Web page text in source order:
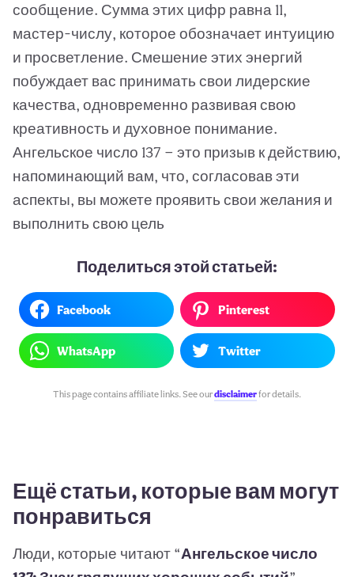
сообщение. Сумма этих цифр равна 11,
мастер-числу, которое обозначает интуицию
и просветление. Смешение этих энергий
побуждает вас принимать свои лидерские
качества, одновременно развивая свою
креативность и духовное понимание.
Ангельское число 137 — это призыв к действию,
напоминающий вам, что, согласовав эти
аспекты, вы можете проявить свои желания и
выполнить свою цель
Поделиться этой статьей:
Facebook Pinterest
WhatsApp Twitter
This page contains affiliate links. See ourdisclaimerfor details.
Ещё статьи, которые вам могут
понравиться
Люди, которые читают “Ангельское число